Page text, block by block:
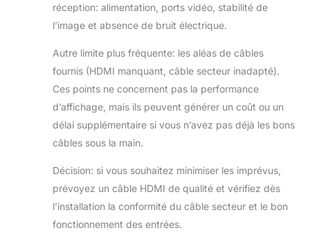
réception: alimentation, ports vidéo, stabilité de
l’image et absence de bruit électrique.
Autre limite plus fréquente: les aléas de câbles
fournis (HDMI manquant, câble secteur inadapté).
Ces points ne concernent pas la performance
d’affichage, mais ils peuvent générer un coût ou un
délai supplémentaire si vous n’avez pas déjà les bons
câbles sous la main.
Décision: si vous souhaitez minimiser les imprévus,
prévoyez un câble HDMI de qualité et vérifiez dès
l’installation la conformité du câble secteur et le bon
fonctionnement des entrées.